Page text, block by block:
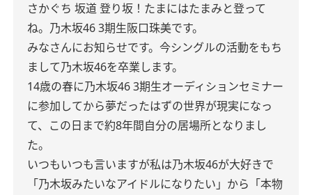
さかぐち 坂道 登り坂！ たまにはたまみと登って
ね。 乃木坂46 3期生阪口珠美です。
みなさんにお知らせです。 今シングルの活動をもち
まして乃木坂46を卒業します。
14歳の春に乃木坂46 3期生オーディションセミナー
に参加してから夢だったはずの世界が現実になっ
て、 この日まで約8年間自分の居場所となりまし
た。
いつもいつも言いますが私は乃木坂46が大好きで
「乃木坂みたいなアイドルになりたい」から「本物